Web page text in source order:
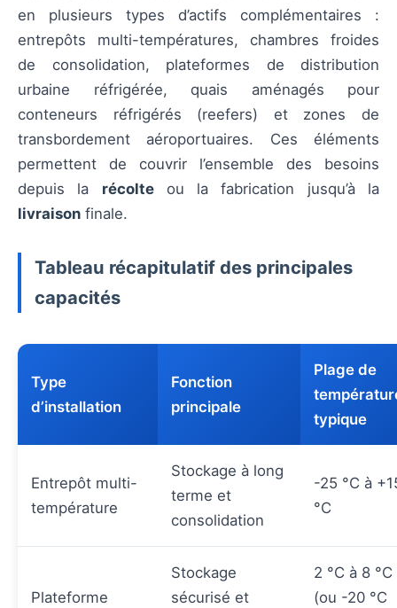
en plusieurs types d’actifs complémentaires :
entrepôts multi-températures, chambres froides
de consolidation, plateformes de distribution
urbaine réfrigérée, quais aménagés pour
conteneurs réfrigérés (reefers) et zones de
transbordement aéroportuaires. Ces éléments
permettent de couvrir l’ensemble des besoins
depuis la récolteou la fabrication jusqu’à la
livraison finale.
Tableau récapitulatif des principales
capacités
Type
d’installation
Fonction
principale
Plage de
typique
Entrepôt multi-
température
Stockage à long
terme et
consolidation
-25 °C à
°C
Plateforme
Stockage
sécurisé et
2 °C à 8 °C
(ou -20 °C